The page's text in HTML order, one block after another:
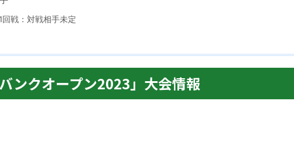
回戦：対戦相手未定
ンクオープン2023」大会情報